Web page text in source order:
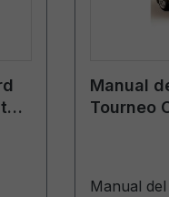
Manual
Tourneo
Manual